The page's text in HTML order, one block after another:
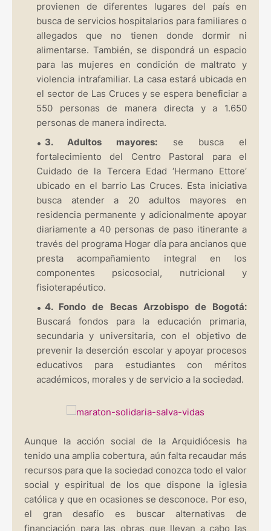
provienen de diferentes lugares del país en
busca de servicios hospitalarios para familiares o
allegados que no tienen donde dormir ni
alimentarse. También, se dispondrá un espacio
para las mujeres en condición de maltrato y
violencia intrafamiliar. La casa estará ubicada en
el sector de Las Cruces y se espera beneficiar a
550 personas de manera directa y a 1.650
personas de manera indirecta.
3. Adultos mayores: se busca el
fortalecimiento del Centro Pastoral para el
Cuidado de la Tercera Edad ‘Hermano Ettore’
ubicado en el barrio Las Cruces. Esta iniciativa
busca atender a 20 adultos mayores en
residencia permanente y adicionalmente apoyar
diariamente a 40 personas de paso itinerante a
través del programa Hogar día para ancianos que
presta acompañamiento integral en los
componentes psicosocial, nutricional y
fisioterapéutico.
4. Fondo de Becas Arzobispo de Bogotá:
Buscará fondos para la educación primaria,
secundaria y universitaria, con el objetivo de
prevenir la deserción escolar y apoyar procesos
educativos para estudiantes con méritos
académicos, morales y de servicio a la sociedad.
Aunque la acción social de la Arquidiócesis ha
tenido una amplia cobertura, aún falta recaudar más
recursos para que la sociedad conozca todo el valor
social y espiritual de los que dispone la iglesia
católica y que en ocasiones se desconoce. Por eso,
el gran desafío es buscar alternativas de
financiación para las obras que llevan a cabo las